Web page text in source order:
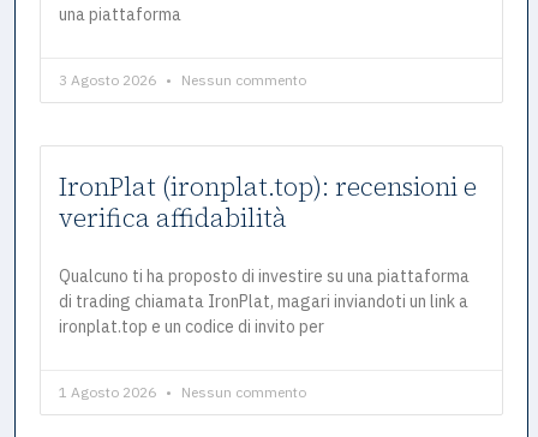
una piattaforma
3 Agosto 2026 Nessun commento
IronPlat (ironplat.top): recensioni e
verifica affidabilità
Qualcuno ti ha proposto di investire su una piattaforma
di trading chiamata IronPlat, magari inviandoti un link a
ironplat.top e un codice di invito per
1 Agosto 2026 Nessun commento